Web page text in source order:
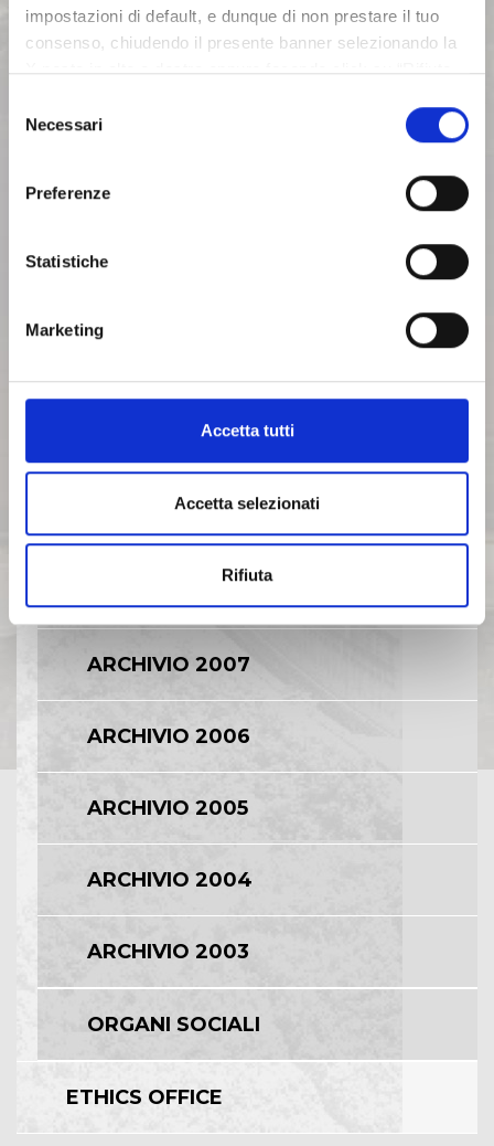
impostazioni di default, e dunque di non prestare il tuo
consenso, chiudendo il presente banner selezionando la
X posta in alto a destra oppure facendo click su “Rifiuta
assenza dei cookie diversi da quelli tecnici. Per maggiori
informazioni puoi consultare la nostra politica sui cookie
delNecessari
Preferenze
Statistiche
Marketing
Accetta tutti
Accetta selezionati
Rifiuta
ARCHIVIO 2016
ARCHIVIO 2011
ARCHIVIO 2007
ARCHIVIO 2006
ARCHIVIO 2005
ARCHIVIO 2004
ARCHIVIO 2003
ORGANI SOCIALI
ETHICS OFFICE